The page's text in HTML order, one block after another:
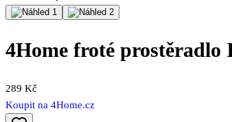
4Home froté prostěradlo
289 Kč
Koupit na 4Home.cz